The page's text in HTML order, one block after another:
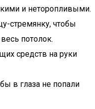
и неторопливыми.
стремянку, чтобы
потолок.
средств на руки
в глаза не попали